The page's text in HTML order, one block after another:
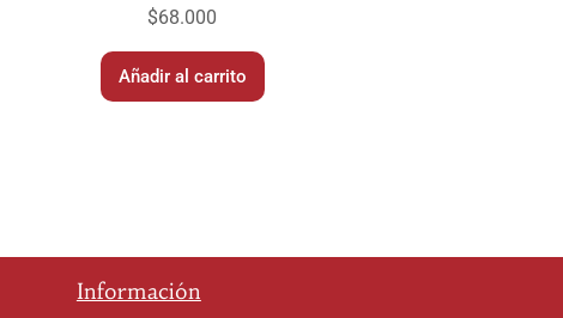
$68.000
Añadir al carrito
Información